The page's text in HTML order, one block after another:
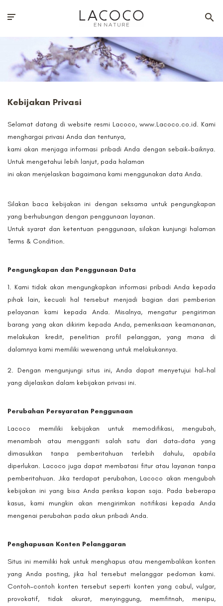
Kebijakan Privasi
Selamat datang di website resmi Lacoco, www.Lacoco.co.id. Kami
menghargai privasi Anda dan tentunya,
kami akan menjaga informasi pribadi Anda dengan sebaik-baiknya.
Untuk mengetahui lebih lanjut, pada halaman
ini akan menjelaskan bagaimana kami menggunakan data Anda.
Silakan baca kebijakan ini dengan seksama untuk pengungkapan
yang berhubungan dengan penggunaan layanan.
Untuk syarat dan ketentuan penggunaan, silakan kunjungi halaman
Terms & Condition.
Pengungkapan dan Penggunaan Data
Kami tidak akan mengungkapkan informasi pribadi Anda kepada
pihak lain, kecuali hal tersebut menjadi bagian dari pemberian
pelayanan kami kepada Anda. Misalnya, mengatur pengiriman
barang yang akan dikirim kepada Anda, pemeriksaan keamananan,
melakukan kredit, penelitian profil pelanggan, yang mana di
dalamnya kami memiliki wewenang untuk melakukannya.
Dengan mengunjungi situs ini, Anda dapat menyetujui hal-hal
yang dijelaskan dalam kebijakan privasi ini.
Perubahan Persyaratan Penggunaan
Lacoco memiliki kebijakan untuk memodifikasi, mengubah,
menambah atau mengganti salah satu dari data-data yang
dimasukkan tanpa pemberitahuan terlebih dahulu, apabila
diperlukan. Lacoco juga dapat membatasi fitur atau layanan tanpa
pemberitahuan. Jika terdapat perubahan, Lacoco akan mengubah
kebijakan ini yang bisa Anda periksa kapan saja. Pada beberapa
kasus, kami mungkin akan mengirimkan notifikasi kepada Anda
mengenai perubahan pada akun pribadi Anda.
Penghapusan Konten Pelanggaran
Situs ini memiliki hak untuk menghapus atau mengembalikan konten
yang Anda posting, jika hal tersebut melanggar pedoman kami.
Contoh-contoh konten tersebut seperti konten yang cabul, vulgar,
provokatif, tidak akurat, menyinggung, memfitnah, menipu,